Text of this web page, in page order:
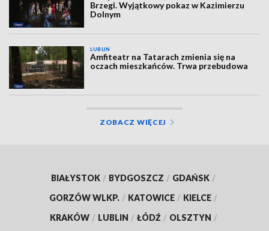
Brzegi. Wyjątkowy pokaz w Kazimierzu
Dolnym
LUBLIN
Amfiteatr na Tatarach zmienia się na
oczach mieszkańców. Trwa przebudowa
ZOBACZ WIĘCEJ
BIAŁYSTOK / BYDGOSZCZ / GDAŃSK /
GORZÓW WLKP. / KATOWICE / KIELCE /
KRAKÓW / LUBLIN / ŁÓDŹ / OLSZTYN /